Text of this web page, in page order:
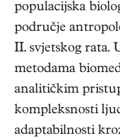
populacijska
područje
II. svjetskog rata.
metodama
analitičkim
kompleksnosti
adaptabilnosti